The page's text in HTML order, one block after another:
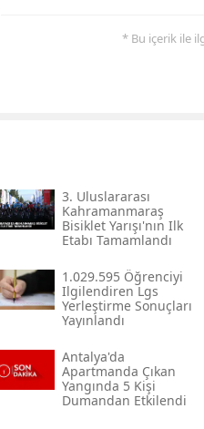
* Bu içerik ile
3. Uluslararası
Kahramanmaraş
Bisiklet Yarışı'nın Ilk
Etabı Tamamlandı
1.029.595 Öğrenciyi
Ilgilendiren Lgs
Yerleştirme Sonuçları
Yayınlandı
Antalya'da
Apartmanda Çıkan
Yangında 5 Kişi
Dumandan Etkilendi